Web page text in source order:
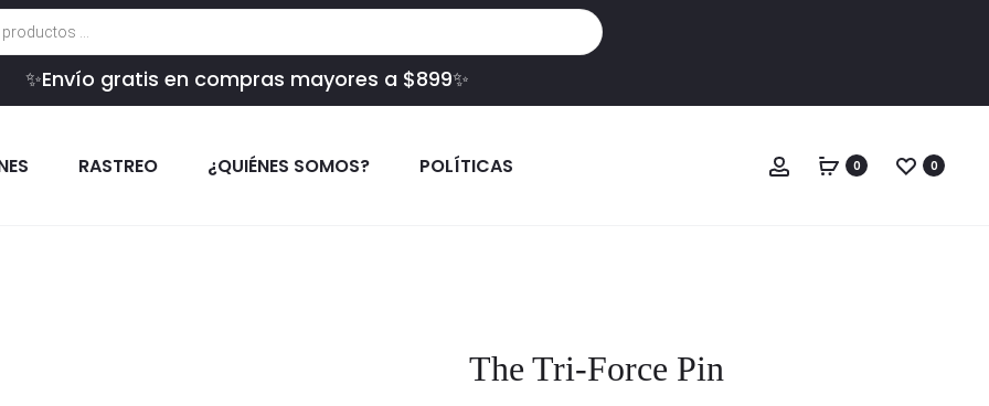
✨Envío gratis en compras mayores a $899✨
RASTREO ¿QUIÉNES SOMOS? POLÍTICAS Cuenta
0 0
The Tri-Force Pin